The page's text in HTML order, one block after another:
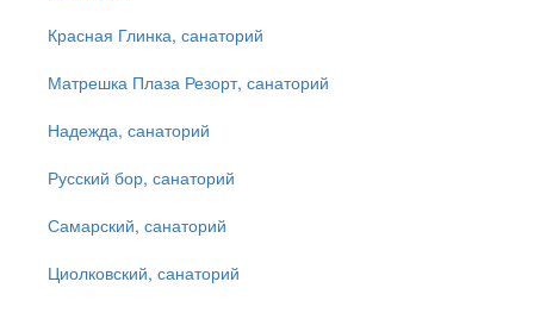
Красная Глинка, санаторий
Матрешка Плаза Резорт, санаторий
Надежда, санаторий
Русский бор, санаторий
Самарский, санаторий
Циолковский, санаторий